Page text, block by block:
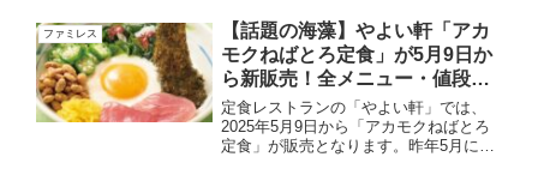
ファミレス
【話題の海藻】やよい軒「アカ
モクねばとろ定食」が5月9日か
ら新販売！全メニュー・値段一
覧表！
定食レストランの「やよい軒」では、
2025年5月9日から「アカモクねばとろ
定食」が販売となります。昨年5月にも